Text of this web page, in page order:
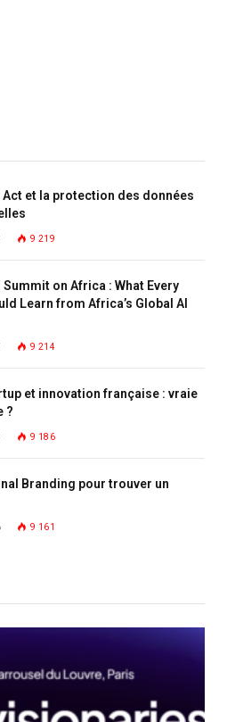
Act et la protection des données
9 219
Summit on Africa : What Every
Learn from Africa’s Global AI
9 214
et innovation française : vraie
?
9 186
Branding pour trouver un
9 161